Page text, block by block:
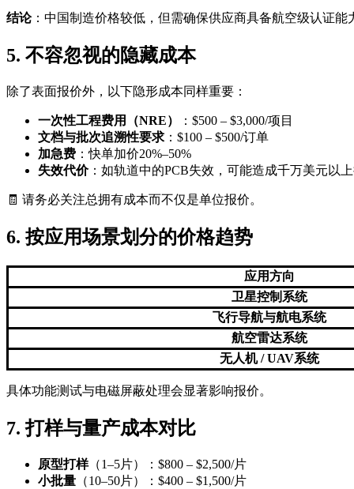
结论：中国制造价格较低，但需确保供应商具备航空级认证能
5. 不容忽视的隐藏成本
除了表面报价外，以下隐形成本同样重要：
一次性工程费用（NRE）
：$500 – $3,000/项目
文档与批次追溯性要求 ：$100 – $500/订单
加急费 ：快单加价20%–50%
失效代价：如轨道中的PCB失效，可能造成千万美元以
🧾 请务必关注总拥有成本而不仅是单位报价。
6. 按应用场景划分的价格趋势
应用方向
卫星控制系统
飞行导航与航电系统
航空雷达系统
无人机 / UAV系统
具体功能测试与电磁屏蔽处理会显著影响报价。
7. 打样与量产成本对比
原型打样（1–5片）：$800 – $2,500/片
小批量 （10–50片）：$400 – $1,500/片